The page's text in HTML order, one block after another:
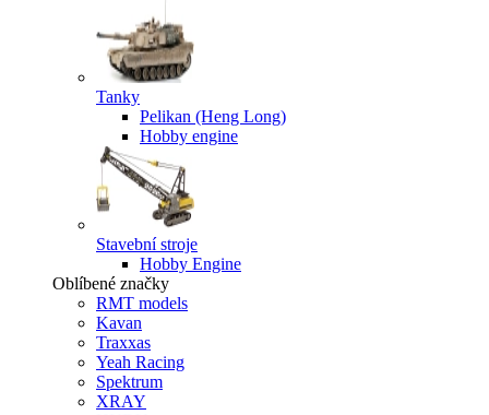
Tanky
Pelikan (Heng Long)
Hobby engine
Stavební stroje
Hobby Engine
Oblíbené značky
RMT models
Kavan
Traxxas
Yeah Racing
Spektrum
XRAY